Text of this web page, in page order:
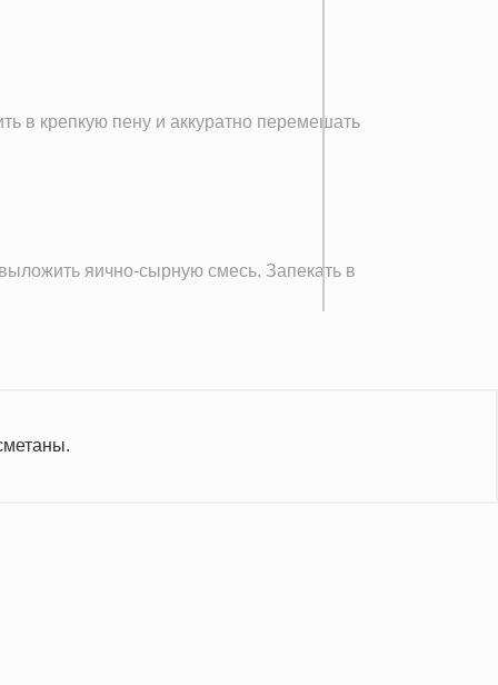
в крепкую пену и аккуратно перемешать
яично-сырную смесь. Запекать в